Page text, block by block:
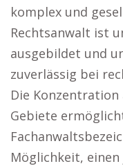
komplex und
Rechtsanwalt ist
ausgebildet und
zuverlässig bei
Die
Gebiete
Möglichkeit,